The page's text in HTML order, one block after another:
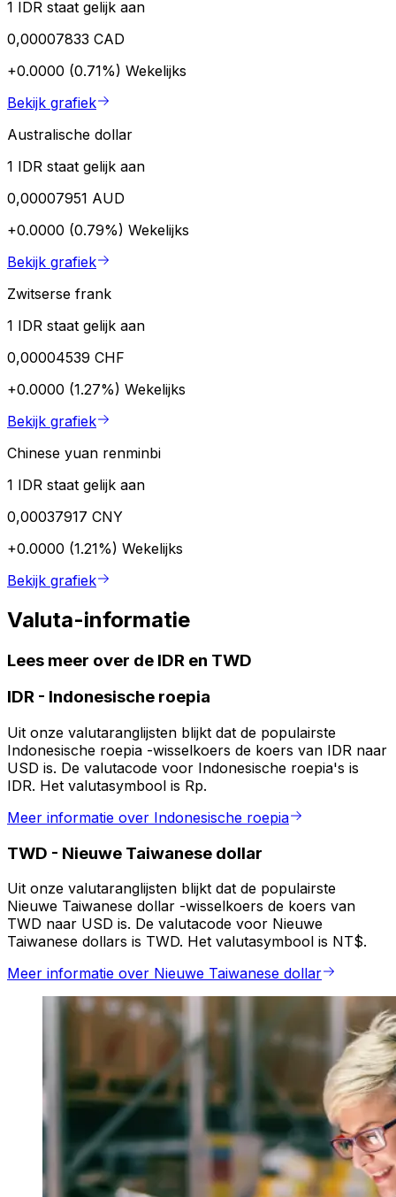
1 IDR staat gelijk aan
0,00007833 CAD
+0.0000 (0.71%) Wekelijks
Bekijk grafiek
Australische dollar
1 IDR staat gelijk aan
0,00007951 AUD
+0.0000 (0.79%) Wekelijks
Bekijk grafiek
Zwitserse frank
1 IDR staat gelijk aan
0,00004539 CHF
+0.0000 (1.27%) Wekelijks
Bekijk grafiek
Chinese yuan renminbi
1 IDR staat gelijk aan
0,00037917 CNY
+0.0000 (1.21%) Wekelijks
Bekijk grafiek
Valuta-informatie
Lees meer over de IDR en TWD
IDR - Indonesische roepia
Uit onze valutaranglijsten blijkt dat de populairste
Indonesische roepia -wisselkoers de koers van IDR naar
USD is. De valutacode voor Indonesische roepia's is
IDR. Het valutasymbool is Rp.
Meer informatie over Indonesische roepia
TWD - Nieuwe Taiwanese dollar
Uit onze valutaranglijsten blijkt dat de populairste
Nieuwe Taiwanese dollar -wisselkoers de koers van
TWD naar USD is. De valutacode voor Nieuwe
Taiwanese dollars is TWD. Het valutasymbool is NT$.
Meer informatie over Nieuwe Taiwanese dollar